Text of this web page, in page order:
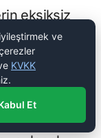
eksiksiz
dava
için
ve
KVKK
Et